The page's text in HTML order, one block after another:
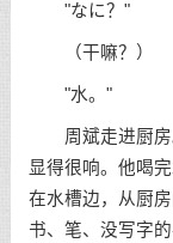
"なに？"
（干嘛？）
"水。"
周斌走进厨房
显得很响。他喝
在水槽边，从厨
书、笔、没写字